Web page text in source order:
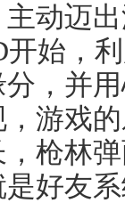
动迈
始，
，并
游戏
枪林
好友